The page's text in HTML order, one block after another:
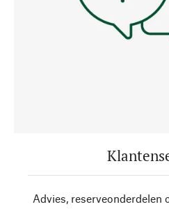
Advies, reserveonderdelen